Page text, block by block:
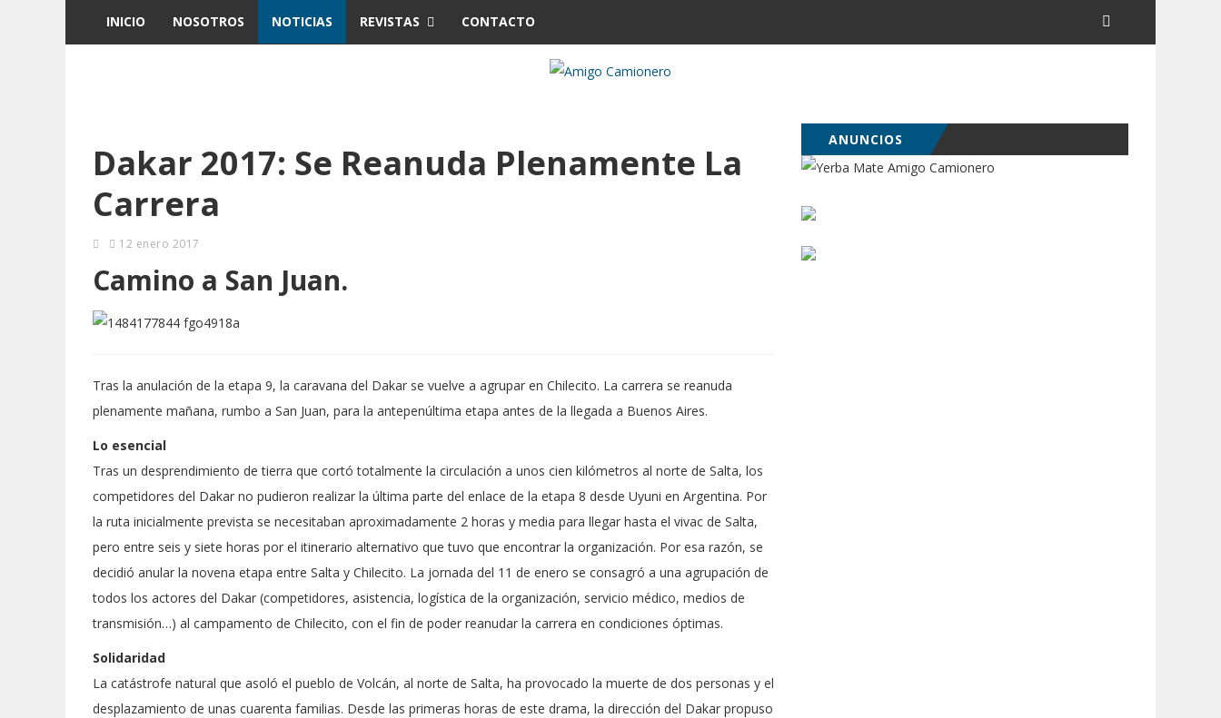
INICIO NOSOTROS NOTICIAS REVISTAS CONTACTO
Dakar 2017: Se Reanuda Plenamente La
Carrera
12 enero 2017
Camino a San Juan.
Tras la anulación de la etapa 9, la caravana del Dakar se vuelve a agrupar en Chilecito. La carrera se reanuda
plenamente mañana, rumbo a San Juan, para la antepenúltima etapa antes de la llegada a Buenos Aires.
Lo esencial
Tras un desprendimiento de tierra que cortó totalmente la circulación a unos cien kilómetros al norte de Salta, los
competidores del Dakar no pudieron realizar la última parte del enlace de la etapa 8 desde Uyuni en Argentina. Por
la ruta inicialmente prevista se necesitaban aproximadamente 2 horas y media para llegar hasta el vivac de Salta,
pero entre seis y siete horas por el itinerario alternativo que tuvo que encontrar la organización. Por esa razón, se
decidió anular la novena etapa entre Salta y Chilecito. La jornada del 11 de enero se consagró a una agrupación de
todos los actores del Dakar (competidores, asistencia, logística de la organización, servicio médico, medios de
transmisión…) al campamento de Chilecito, con el fin de poder reanudar la carrera en condiciones óptimas.
Solidaridad
La catástrofe natural que asoló el pueblo de Volcán, al norte de Salta, ha provocado la muerte de dos personas y el
desplazamiento de unas cuarenta familias. Desde las primeras horas de este drama, la dirección del Dakar propuso
ANUNCIOS